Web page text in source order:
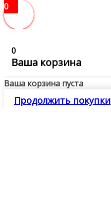
0
0
Ваша корзина
Ваша корзина пуста
Продолжить покупки